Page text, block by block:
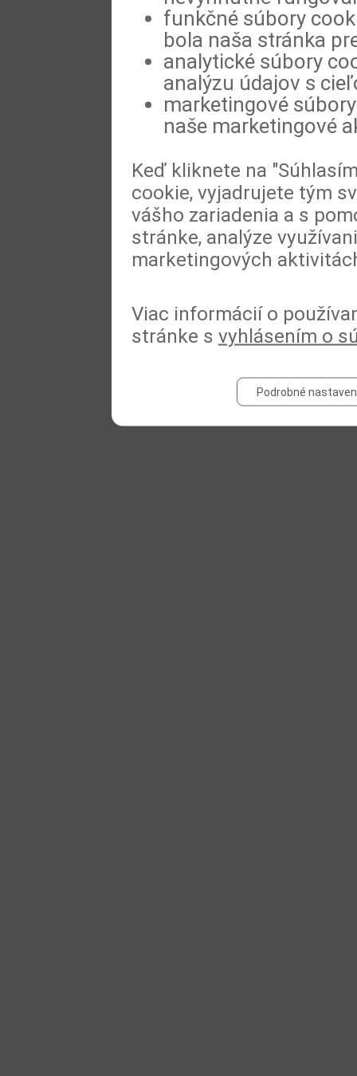
funkčné súbory
bola naša stránka
analytické súbory
analýzu údajov s
marketingové
naše marketingové
Keď kliknete na
cookie, vyjadrujete tým
vášho zariadenia a s
stránke, analýze
marketingových
Viac informácií o
stránke s vyhlásením o
Podrobné